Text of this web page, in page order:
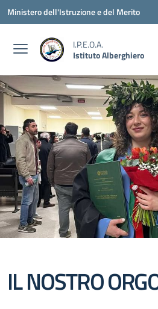
Vai ai contenuti
Vai al menu di navigazione
Vai al footer
Ministero dell'Istruzione e del Merito
I.P.E.O.A.
Istituto Alberghiero
IL NOSTRO